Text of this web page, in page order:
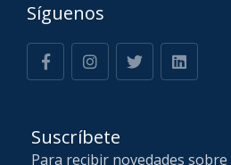
Síguenos
Suscríbete
Para recibir novedades sobre